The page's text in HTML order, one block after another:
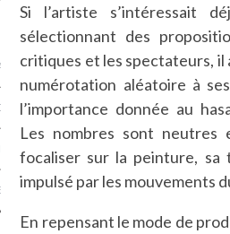
CARAVELLE
CARAVELLE
PODCAST
Si l’artiste s’intéressait
sélectionnant des
critiques et les spectateurs,
numérotation aléatoire à
l’importance donnée au
Les nombres sont
focaliser sur la peinture, sa
impulsé par les mouvements
En repensant le mode de